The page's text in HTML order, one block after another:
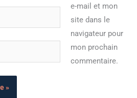
e-mail et mon
site dans le
navigateur pour
mon prochain
commentaire.